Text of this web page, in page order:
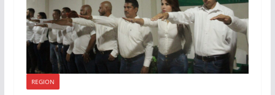
REGION